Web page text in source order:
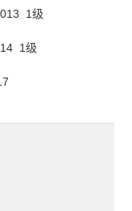
1级
1级